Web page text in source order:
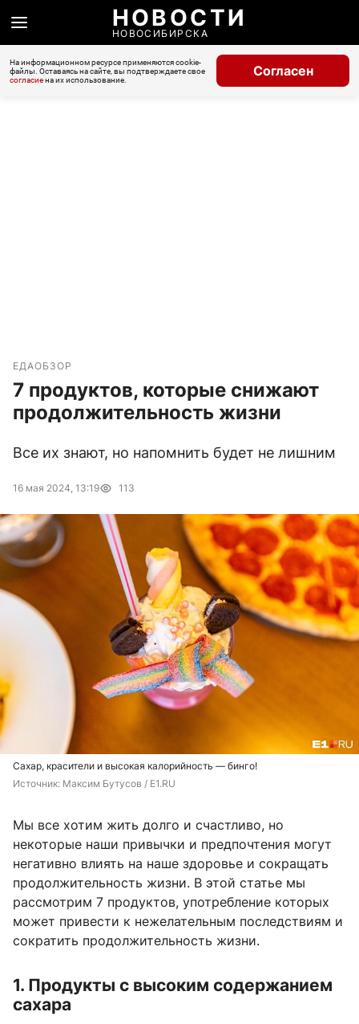
НОВОСТИ
НОВОСИБИРСКА
На информационном ресурсе применяются cookie-
файлы. Оставаясь на сайте, вы подтверждаете свое
согласиена их использование.
Согласен
ЕДАОБЗОР
7 продуктов, которые снижают
продолжительность жизни
Все их знают, но напомнить будет не лишним
16 мая 2024, 13:19 113
Сахар, красители и высокая калорийность — бинго!
Источник: Максим Бутусов / E1.RU
Мы все хотим жить долго и счастливо, но
некоторые наши привычки и предпочтения могут
негативно влиять на наше здоровье и сокращать
продолжительность жизни. В этой статье мы
рассмотрим 7 продуктов, употребление которых
может привести к нежелательным последствиям и
сократить продолжительность жизни.
1. Продукты с высоким содержанием
сахара